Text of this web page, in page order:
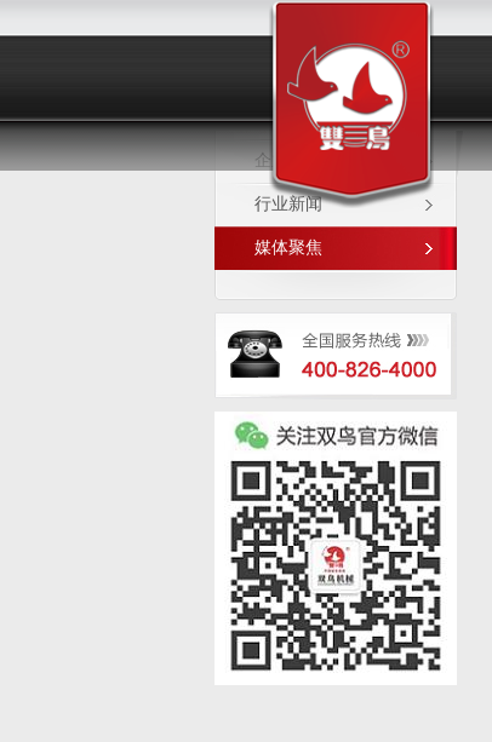
媒体聚焦
企业新闻
行业新闻
媒体聚焦